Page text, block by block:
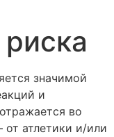
значимой
и
во
атлетики и/или